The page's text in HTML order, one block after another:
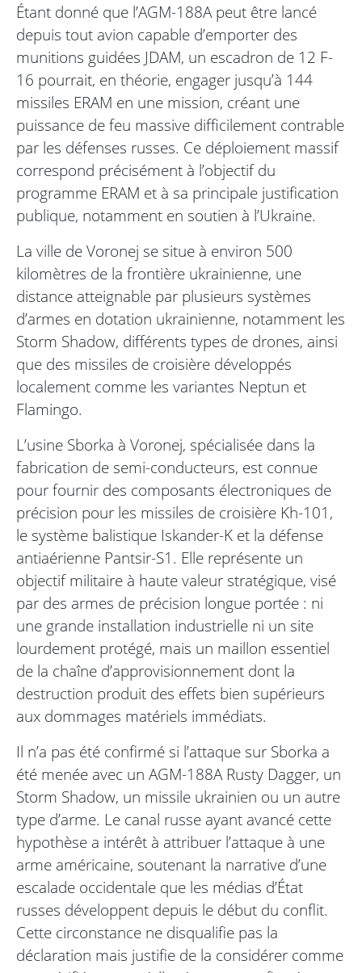
Étant donné que l’AGM-188A peut être lancé
depuis tout avion capable d’emporter des
munitions guidées JDAM, un escadron de 12 F-
16 pourrait, en théorie, engager jusqu’à 144
missiles ERAM en une mission, créant une
puissance de feu massive difficilement contrable
par les défenses russes. Ce déploiement massif
correspond précisément à l’objectif du
programme ERAM et à sa principale justification
publique, notamment en soutien à l’Ukraine.
La ville de Voronej se situe à environ 500
kilomètres de la frontière ukrainienne, une
distance atteignable par plusieurs systèmes
d’armes en dotation ukrainienne, notamment les
Storm Shadow, différents types de drones, ainsi
que des missiles de croisière développés
localement comme les variantes Neptun et
Flamingo.
L’usine Sborka à Voronej, spécialisée dans la
fabrication de semi-conducteurs, est connue
pour fournir des composants électroniques de
précision pour les missiles de croisière Kh-101,
le système balistique Iskander-K et la défense
antiaérienne Pantsir-S1. Elle représente un
objectif militaire à haute valeur stratégique, visé
par des armes de précision longue portée : ni
une grande installation industrielle ni un site
lourdement protégé, mais un maillon essentiel
de la chaîne d’approvisionnement dont la
destruction produit des effets bien supérieurs
aux dommages matériels immédiats.
Il n’a pas été confirmé si l’attaque sur Sborka a
été menée avec un AGM-188A Rusty Dagger, un
Storm Shadow, un missile ukrainien ou un autre
type d’arme. Le canal russe ayant avancé cette
hypothèse a intérêt à attribuer l’attaque à une
arme américaine, soutenant la narrative d’une
escalade occidentale que les médias d’État
russes développent depuis le début du conflit.
Cette circonstance ne disqualifie pas la
déclaration mais justifie de la considérer comme